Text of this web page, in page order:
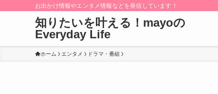
お出かけ情報やエンタメ情報などを発信しています！
知りたいを叶える！mayoの
Everyday Life
ホーム エンタメ ドラマ・番組